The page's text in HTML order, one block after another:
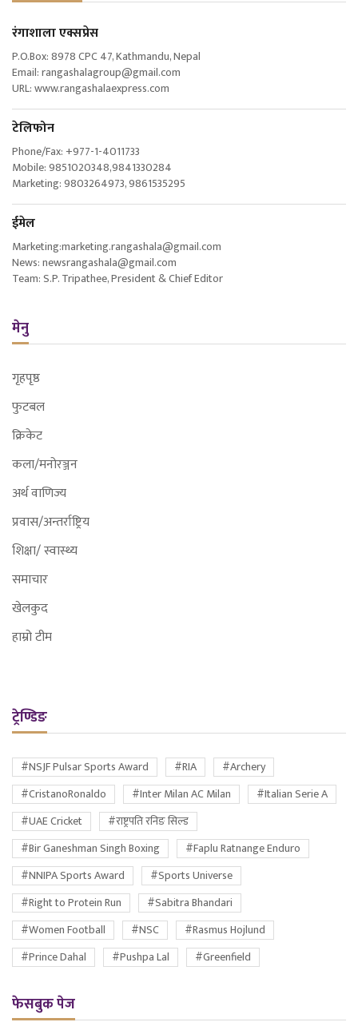
रंगाशाला एक्सप्रेस
P.O.Box: 8978 CPC 47, Kathmandu, Nepal
Email: rangashalagroup@gmail.com
URL: www.rangashalaexpress.com
टेलिफोन
Phone/Fax: +977-1-4011733
Mobile: 9851020348,9841330284
Marketing: 9803264973, 9861535295
ईमेल
Marketing:marketing.rangashala@gmail.com
News: newsrangashala@gmail.com
Team: S.P. Tripathee, President & Chief Editor
मेनु
गृहपृष्ठ
फुटबल
क्रिकेट
कला/मनोरञ्जन
अर्थ वाणिज्य
प्रवास/अन्तर्राष्ट्रिय
शिक्षा/ स्वास्थ्य
समाचार
खेलकुद
हाम्रो टीम
ट्रेण्डिङ
#NSJF Pulsar Sports Award #RIA
#Archery
#CristanoRonaldo
#Inter Milan AC Milan
#Italian Serie A
#UAE Cricket
#राष्ट्रपति रनिङ सिल्ड
#Bir Ganeshman Singh Boxing
#Faplu Ratnange Enduro
#NNIPA Sports Award
#Sports Universe
#Right to Protein Run
#Sabitra Bhandari
#Women Football
#NSC
#Rasmus Hojlund
#Prince Dahal
#Pushpa Lal #Greenfield
फेसबुक पेज